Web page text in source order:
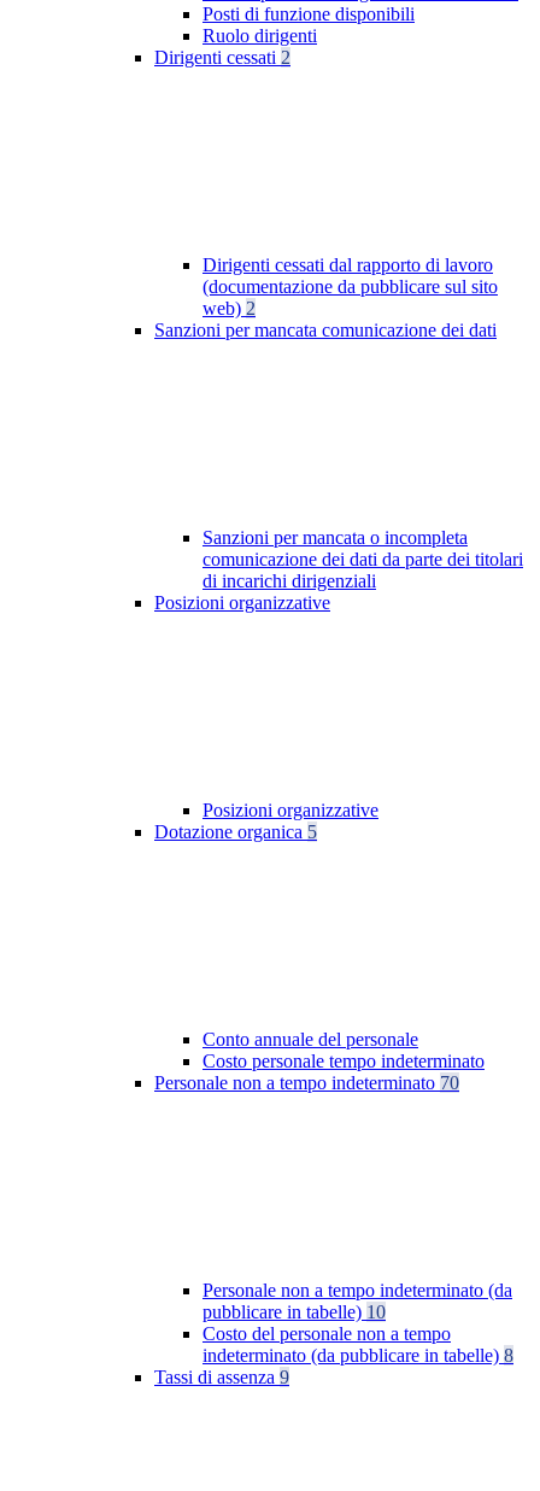
Posti di funzione disponibili
Ruolo dirigenti
Dirigenti cessati 2
Dirigenti cessati dal rapporto di lavoro
(documentazione da pubblicare sul sito
web) 2
Sanzioni per mancata comunicazione dei dati
Sanzioni per mancata o incompleta
comunicazione dei dati da parte dei titolari
di incarichi dirigenziali
Posizioni organizzative
Posizioni organizzative
Dotazione organica 5
Conto annuale del personale
Costo personale tempo indeterminato
Personale non a tempo indeterminato 70
Personale non a tempo indeterminato (da
pubblicare in tabelle) 10
Costo del personale non a tempo
indeterminato (da pubblicare in tabelle) 8
Tassi di assenza 9